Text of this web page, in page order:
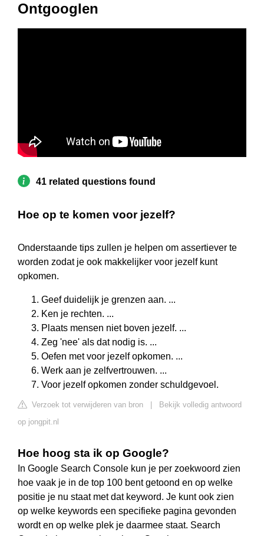
Ontgooglen
41 related questions found
Hoe op te komen voor jezelf?
Onderstaande tips zullen je helpen om assertiever te
worden zodat je ook makkelijker voor jezelf kunt
opkomen.
Geef duidelijk je grenzen aan. ...
Ken je rechten. ...
Plaats mensen niet boven jezelf. ...
Zeg 'nee' als dat nodig is. ...
Oefen met voor jezelf opkomen. ...
Werk aan je zelfvertrouwen. ...
Voor jezelf opkomen zonder schuldgevoel.
Verzoek tot verwijderen van bron
Bekijk volledig antwoord
op jongpit.nl
Hoe hoog sta ik op Google?
In Google Search Console kun je per zoekwoord zien
hoe vaak je in de top 100 bent getoond en op welke
positie je nu staat met dat keyword. Je kunt ook zien
op welke keywords een specifieke pagina gevonden
wordt en op welke plek je daarmee staat. Search